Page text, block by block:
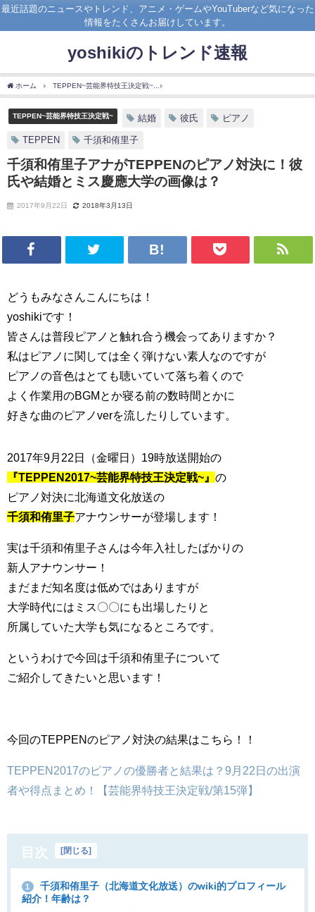
最近話題のニュースやトレンド、アニメ・ゲームやYouTuberなど気になった
情報をたくさんお届けしています。
yoshikiのトレンド速報
ホーム TEPPEN~芸能界特技王決定戦~
TEPPEN~芸能界特技王決定戦~ 結婚 彼氏 ピアノ
TEPPEN 千須和侑里子
千須和侑里子アナがTEPPENのピアノ対決に！彼
氏や結婚とミス慶應大学の画像は？
2017年9月22日 2018年3月13日
どうもみなさんこんにちは！
yoshikiです！
皆さんは普段ピアノと触れ合う機会ってありますか？
私はピアノに関しては全く弾けない素人なのですが
ピアノの音色はとても聴いていて落ち着くので
よく作業用のBGMとか寝る前の数時間とかに
好きな曲のピアノverを流したりしています。
2017年9月22日（金曜日）19時放送開始の
『TEPPEN2017~芸能界特技王決定戦~』 の
ピアノ対決に北海道文化放送の
千須和侑里子アナウンサーが登場します！
実は千須和侑里子さんは今年入社したばかりの
新人アナウンサー！
まだまだ知名度は低めではありますが
大学時代にはミス〇〇にも出場したりと
所属していた大学も気になるところです。
というわけで今回は千須和侑里子について
ご紹介してきたいと思います！
今回のTEPPENのピアノ対決の結果はこちら！！
TEPPEN2017のピアノの優勝者と結果は？9月22日の出演
者や得点まとめ！【芸能界特技王決定戦/第15弾】
目次 閉じる
1
千須和侑里子（北海道文化放送）のwiki的プロフィール
紹介！年齢は？